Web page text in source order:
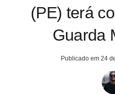
(PE) terá
Guarda
Publicado em 24